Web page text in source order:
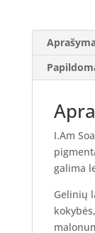
7ml.
I.Am
galima
Gelinių